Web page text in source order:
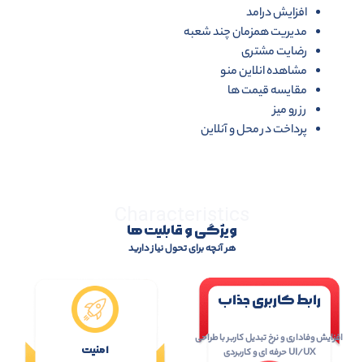
افزایش درامد
مدیریت همزمان چند شعبه
رضایت مشتری
مشاهده انلاین منو
مقایسه قیمت ها
رزرو میز
پرداخت در محل و آنلاین
ویژگی و قابلیت ها
هر آنچه برای تحول نیاز دارید
رابط کاربری جذاب
افزایش وفاداری و نرخ تبدیل کاربر با طراحی
UI/UX حرفه ای و کاربردی
امنیت